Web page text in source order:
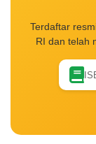
Terdaftar
RI dan telah